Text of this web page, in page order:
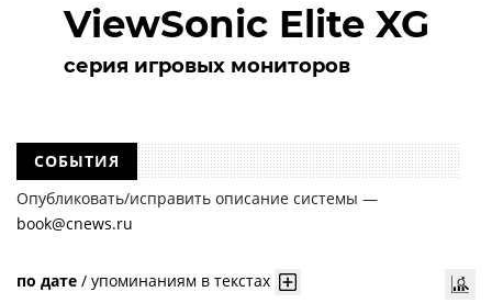
ViewSonic Elite XG
серия игровых мониторов
СОБЫТИЯ
Опубликовать/исправить описание системы —
book@cnews.ru
по дате / упоминаниям в текстах